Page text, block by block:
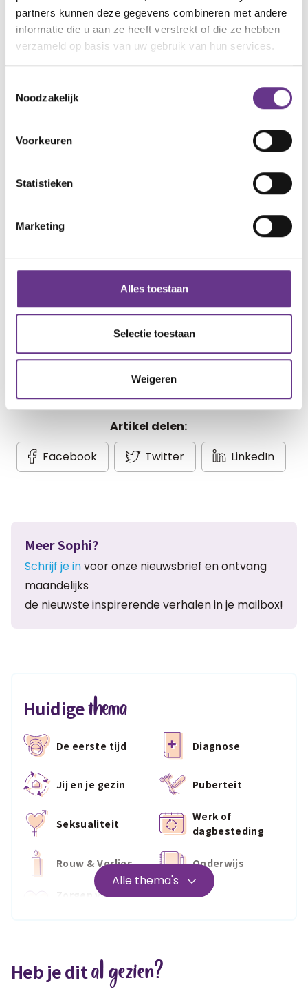
partners kunnen deze gegevens combineren met andere
informatie die u aan ze heeft verstrekt of die ze hebben
verzameld op basis van uw gebruik van hun services.
Noodzakelijk
Voorkeuren
Statistieken
Marketing
Alles toestaan
Selectie toestaan
Weigeren
Wat vind je van ditartikel?
1 4
Reacties
Log inen lees reacties van anderen. Stel vragen
geschreven blogs en artikelen.
Gratis account aanmaken
Artikel delen:
Facebook
Twitter LinkedIn
Meer Sophi?
Schrijf je invoor onze nieuwsbrief en ontvang
maandelijks
de nieuwste inspirerende verhalen in je mailbox!
Huidigethema
De eerste tijd Diagnose
Jij en je gezin Puberteit
Seksualiteit
Werk of
dagbesteding
Rouw & Verlies Onderwijs
Zorgen voor
Wonen
Geld & wetten
Alle thema's
Heb je dital gezien?